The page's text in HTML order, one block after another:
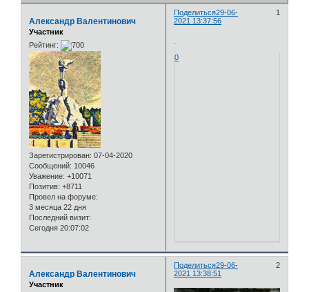
Поделиться 1
29-06-
2021 13:37:56
Александр Валентинович
Участник
Рейтинг:
Зарегистрирован: 07-04-2020
Сообщений: 10046
Уважение: +10071
Позитив: +8711
Провел на форуме:
3 месяца 22 дня
Последний визит:
Сегодня 20:07:02
0
Поделиться 2
29-06-
2021 13:38:51
Александр Валентинович
Участник